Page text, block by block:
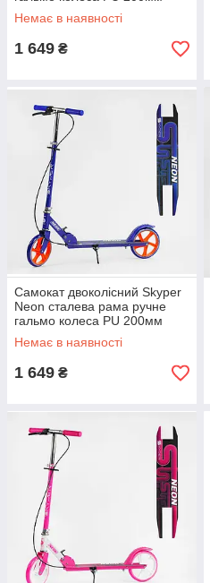
грипси гумові салатовий
Немає в наявності
1 649 ₴
Самокат двоколісний Skyper
Neon сталева рама ручне
гальмо колеса PU 200мм
грипси гумові синій
Немає в наявності
1 649 ₴